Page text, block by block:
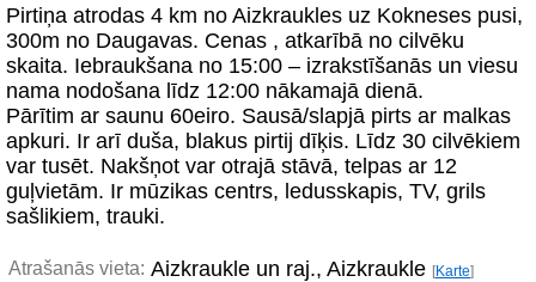
Pirtiņa atrodas 4 km no Aizkraukles uz Kokneses pusi,
300m no Daugavas. Cenas , atkarībā no cilvēku
skaita. Iebraukšana no 15:00 – izrakstīšanās un viesu
nama nodošana līdz 12:00 nākamajā dienā.
Pārītim ar saunu 60eiro. Sausā/slapjā pirts ar malkas
apkuri. Ir arī duša, blakus pirtij dīķis. Līdz 30 cilvēkiem
var tusēt. Nakšņot var otrajā stāvā, telpas ar 12
guļvietām. Ir mūzikas centrs, ledusskapis, TV, grils
sašlikiem, trauki.
Atrašanās vieta: Aizkraukle un raj., Aizkraukle [Karte]